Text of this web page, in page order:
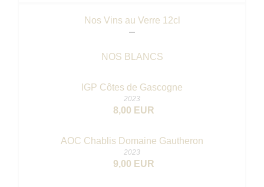
Nos Vins au Verre 12cl
NOS BLANCS
IGP Côtes de Gascogne
2023
8,00 EUR
AOC Chablis Domaine Gautheron
2023
9,00 EUR